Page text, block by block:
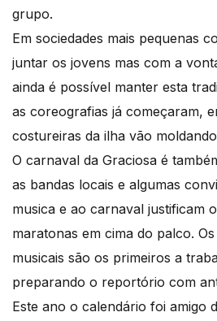
grupo.
Em sociedades mais pequenas
juntar os jovens mas com a
ainda é possível manter esta
as coreografias já começaram,
costureiras da ilha vão
O carnaval da Graciosa é
as bandas locais e algumas
musica e ao carnaval justificam
maratonas em cima do palco.
musicais são os primeiros a
preparando o reportório com
Este ano o calendário foi amigo